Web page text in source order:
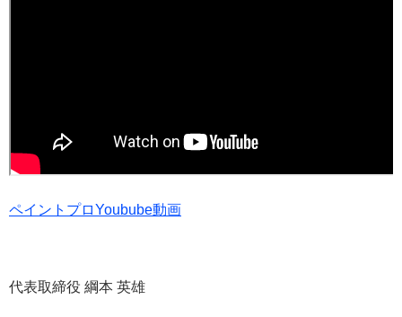
ペイントプロYoubube動画
代表取締役 綱本 英雄